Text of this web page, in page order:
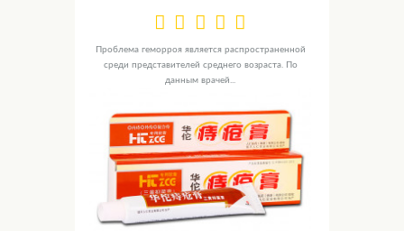
Проблема геморроя является распространенной
среди представителей среднего возраста. По
данным врачей...